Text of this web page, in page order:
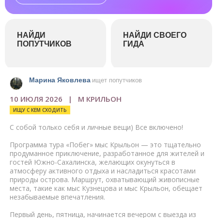
НАЙДИ
ПОПУТЧИКОВ
НАЙДИ СВОЕГО
ГИДА
Марина Яковлева ищет попутчиков
10 ИЮЛЯ 2026 | М КРИЛЬОН
ИЩУ С КЕМ СХОДИТЬ
С собой только себя и личные вещи) Все включено!
Программа тура «Побег» мыс Крыльон — это тщательно
продуманное приключение, разработанное для жителей и
гостей Южно-Сахалинска, желающих окунуться в
атмосферу активного отдыха и насладиться красотами
природы острова. Маршрут, охватывающий живописные
места, такие как мыс Кузнецова и мыс Крыльон, обещает
незабываемые впечатления.
Первый день, пятница, начинается вечером с выезда из